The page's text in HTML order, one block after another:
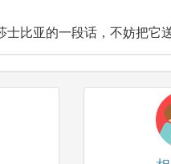
士比亚的一段话，不妨把它